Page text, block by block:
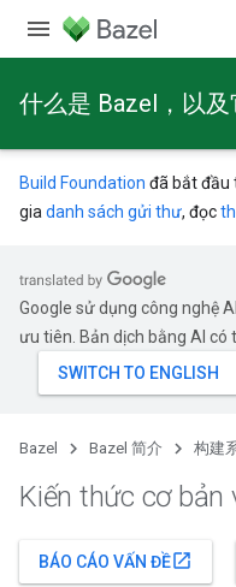
什么是 Bazel，以
Build Foundation đã bắt đầu
gia danh sách gửi thư, đọc
Google sử dụng công nghệ
ưu tiên. Bản dịch bằng AI có
Bazel Bazel 简介 构建
Kiến thức cơ bản
BÁO CÁO VẤN ĐỀopen_in_new